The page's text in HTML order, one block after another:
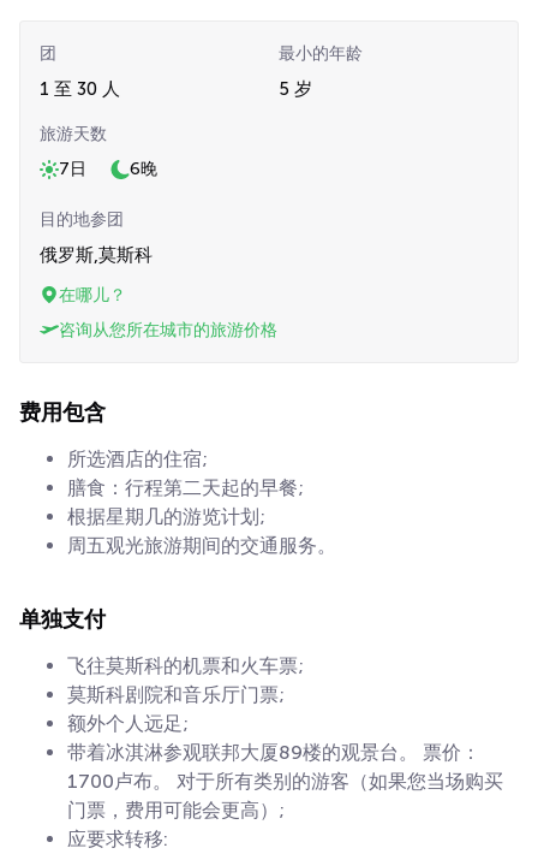
团
1 至 30 人
最小的年龄
5 岁
旅游天数
7日
6晚
目的地参团
俄罗斯,莫斯科
在哪儿？
咨询从您所在城市的旅游价格
费用包含
所选酒店的住宿;
膳食：行程第二天起的早餐;
根据星期几的游览计划;
周五观光旅游期间的交通服务。
单独支付
飞往莫斯科的机票和火车票;
莫斯科剧院和音乐厅门票;
额外个人远足;
带着冰淇淋参观联邦大厦89楼的观景台。 票价：
1700卢布。 对于所有类别的游客（如果您当场购买
门票，费用可能会更高）;
应要求转移: